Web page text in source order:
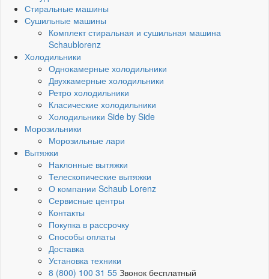
Стиральные машины
Сушильные машины
Комплект стиральная и сушильная машина
Schaublorenz
Холодильники
Однокамерные холодильники
Двухкамерные холодильники
Ретро холодильники
Класические холодильники
Холодильники Side by Side
Морозильники
Морозильные лари
Вытяжки
Наклонные вытяжки
Телескопические вытяжки
О компании Schaub Lorenz
Сервисные центры
Контакты
Покупка в рассрочку
Способы оплаты
Доставка
Установка техники
8 (800) 100 31 55 Звонок бесплатный